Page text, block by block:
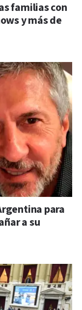
familias con
y más de
para
a su